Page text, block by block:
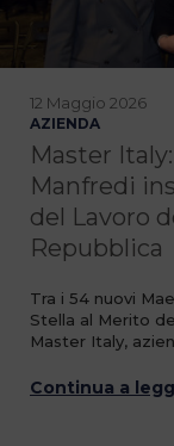
12 Maggio 2026
AZIENDA
Master
Manfredi
del Lavoro
Repubblica
Tra i 54 nuovi
Stella al Merito
Master Italy,
Continua a